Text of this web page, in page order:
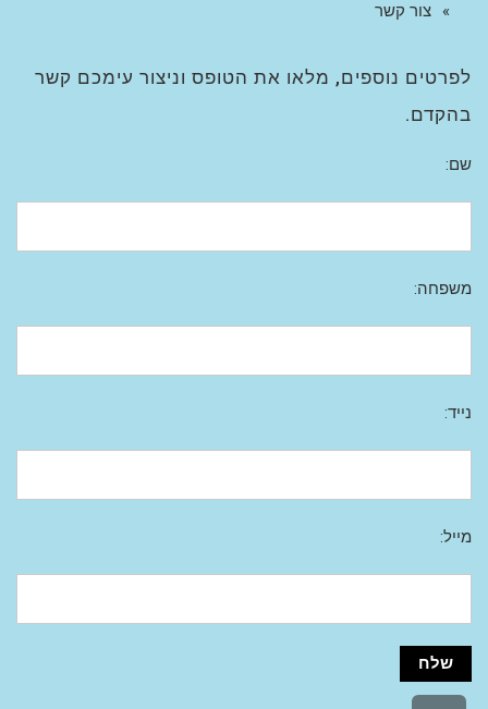
צור קשר
לפרטים נוספים, מלאו את הטופס וניצור עימכם קשר
בהקדם.
שם:
משפחה:
נייד:
מייל: